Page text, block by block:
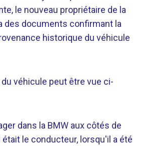
le nouveau propriétaire de la
des documents confirmant la
historique du véhicule
véhicule peut être vue ci-
dans la BMW aux côtés de
était le conducteur, lorsqu'il a été